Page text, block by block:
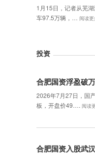
1月15日，记者从芜
车97.5万辆，…
阅读更
投资
合肥国资浮盈破
2026年7月27日，国
板，开盘价49…. 阅读
合肥国资入股武